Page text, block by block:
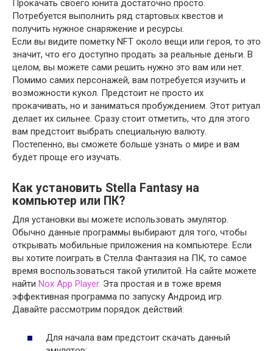
Прокачать своего юнита достаточно просто.
Потребуется выполнить ряд стартовых квестов и
получить нужное снаряжение и ресурсы.
Если вы видите пометку NFT около вещи или героя, то это
значит, что его доступно продать за реальные деньги. В
целом, вы можете сами решить нужно это вам или нет.
Помимо самих персонажей, вам потребуется изучить и
возможности кукол. Предстоит не просто их
прокачивать, но и заниматься пробуждением. Этот ритуал
делает их сильнее. Сразу стоит отметить, что для этого
вам предстоит выбрать специальную валюту.
Постепенно, вы сможете больше узнать о мире и вам
будет проще его изучать.
Как установить Stella Fantasy на
компьютер или ПК?
Для установки вы можете использовать эмулятор.
Обычно данные программы выбирают для того, чтобы
открывать мобильные приложения на компьютере. Если
вы хотите поиграть в Стелла Фантазия на ПК, то самое
время воспользоваться такой утилитой. На сайте можете
найти Nox App Player. Эта простая и в тоже время
эффективная программа по запуску Андроид игр.
Давайте рассмотрим порядок действий:
Для начала вам предстоит скачать данный